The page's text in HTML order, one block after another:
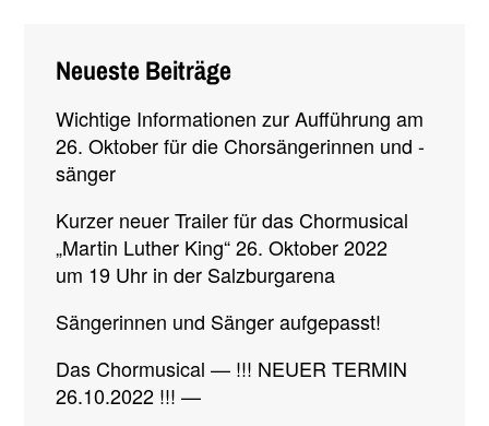
Neueste Beiträge
Wichtige Informationen zur Aufführung am
26. Oktober für die Chorsängerinnen und -
sänger
Kurzer neuer Trailer für das Chormusical
„Martin Luther King“ 26. Oktober 2022
um 19 Uhr in der Salzburgarena
Sängerinnen und Sänger aufgepasst!
Das Chormusical — !!! NEUER TERMIN
26.10.2022 !!! —